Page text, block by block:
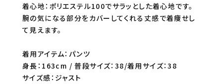
着心地：ポリエステル100でサラッとした着心地です。
腕の気になる部分をカバーしてくれる丈感で着痩せし
て見えます。
着用アイテム：パンツ
身長：163cm / 普段サイズ：38/着用サイズ：38
サイズ感：ジャスト